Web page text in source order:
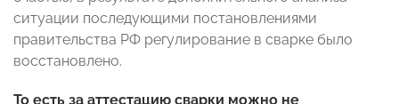
ситуации последующими постановлениями
правительства РФ регулирование в сварке было
восстановлено.
То есть за аттестацию сварки можно не